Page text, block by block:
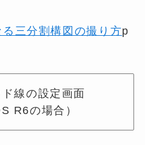
三分割構図の撮り方p
線の設定画面
R6の場合）